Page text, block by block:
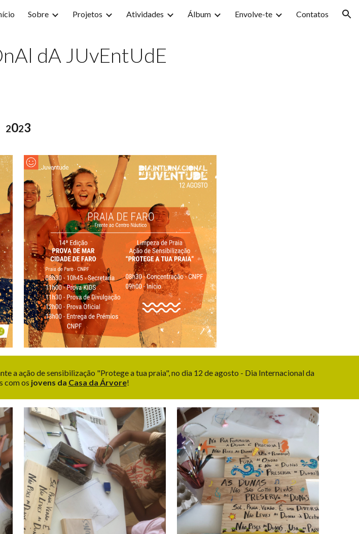
Skip to navigation
Sobre Projetos Atividades Álbum Envolve-te Contatos
dA JUvEntUdE
2023
a ação de sensibilização "Protege a tua praia", no dia 12 de agosto - Dia Internacional da
com os jovens da Casa da Árvore!